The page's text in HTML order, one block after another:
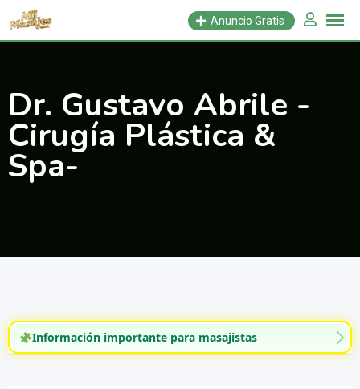
Saltar
Anuncio Gratis
Dr. Gustavo Abrile -
Cirugía Plástica &
Spa-
Información importante para masajistas